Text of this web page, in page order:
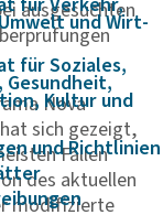
und Wirt­
für Soziales,
Gesundheit,
Kultur und
und Richtlinien
ausgesuchten
Nova
sich gezeigt,
Fällen
des aktuellen
modifizierte